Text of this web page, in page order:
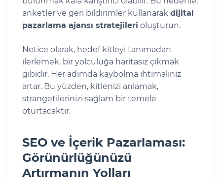
anketler ve geri bildirimler kullanarak dijital
pazarlama ajansı stratejileri oluşturun.
Netice olarak, hedef kitleyi tanımadan
ilerlemek, bir yolculuğa haritasız çıkmak
gibidir. Her adımda kaybolma ihtimaliniz
artar. Bu yüzden, kitlenizi anlamak,
strangetilerinizi sağlam bir temele
oturtacaktır.
SEO ve İçerik Pazarlaması:
Görünürlüğünüzü
Artırmanın Yolları